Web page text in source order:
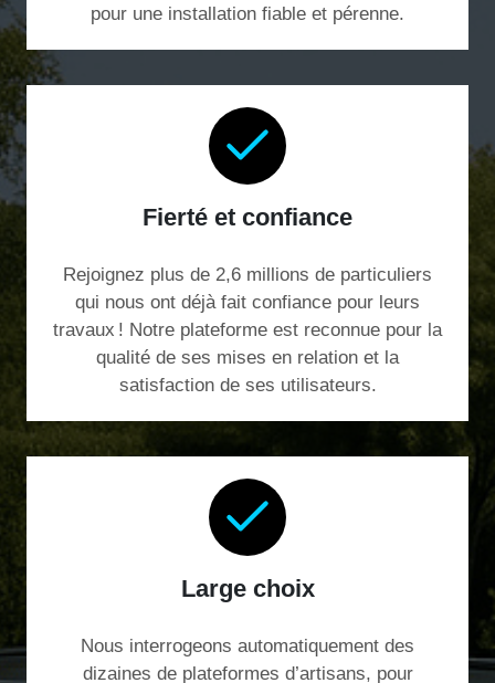
pour une installation fiable et pérenne.
Fierté et confiance
Rejoignez plus de 2,6 millions de particuliers
qui nous ont déjà fait confiance pour leurs
travaux ! Notre plateforme est reconnue pour la
qualité de ses mises en relation et la
satisfaction de ses utilisateurs.
Large choix
Nous interrogeons automatiquement des
dizaines de plateformes d’artisans, pour